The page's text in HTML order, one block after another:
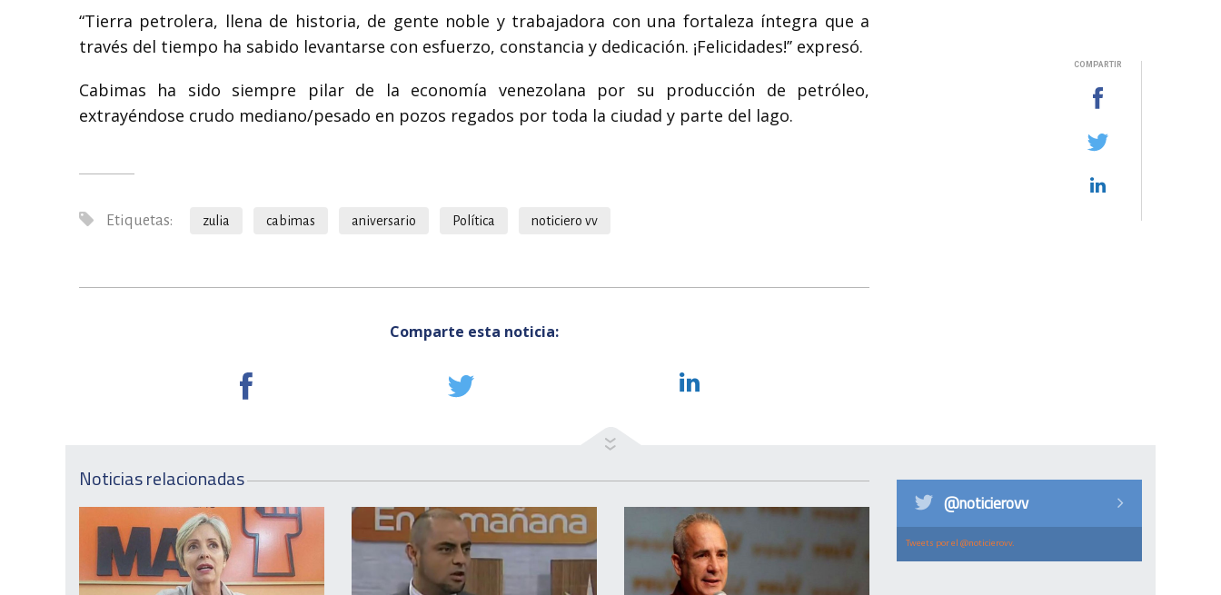
“Tierra petrolera, llena de historia, de gente noble y trabajadora con una fortaleza íntegra que a
través del tiempo ha sabido levantarse con esfuerzo, constancia y dedicación. ¡Felicidades!’’ expresó.
Cabimas ha sido siempre pilar de la economía venezolana por su producción de petróleo,
extrayéndose crudo mediano/pesado en pozos regados por toda la ciudad y parte del lago.
Etiquetas: zulia cabimas aniversario Política noticiero vv
Comparte esta noticia:
COMPARTIR
Noticias relacionadas
@noticierovv
Tweets por el @noticierovv.